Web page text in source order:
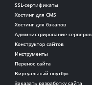
SSL-сертификаты
Хостинг для CMS
Хостинг для бэкапов
Администрирование серверов
Конструктор сайтов
Инструменты
Перенос сайта
Виртуальный ноутбук
Заказать разработку сайта